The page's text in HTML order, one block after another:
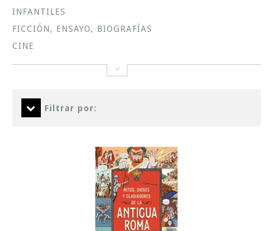
INFANTILES
FICCIÓN, ENSAYO, BIOGRAFÍAS
CINE
Filtrar por: